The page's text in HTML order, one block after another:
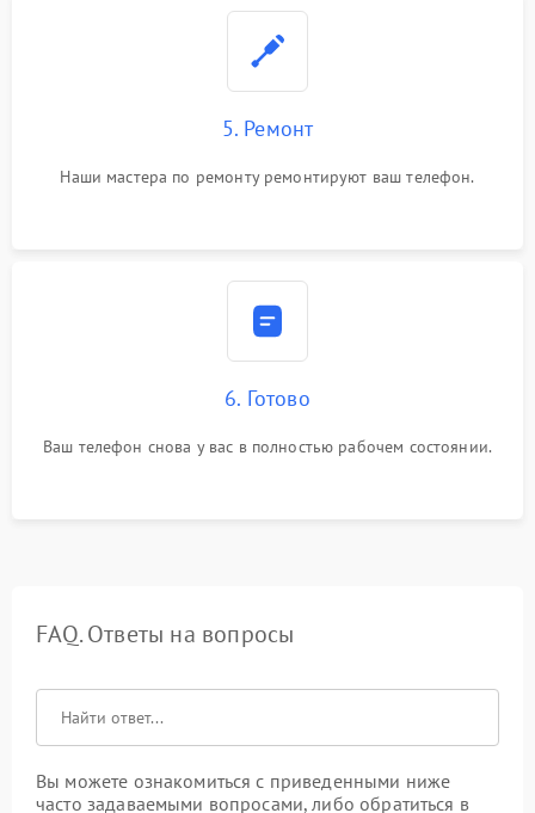
5. Ремонт
Наши мастера по ремонту ремонтируют ваш телефон.
6. Готово
Ваш телефон снова у вас в полностью рабочем состоянии.
FAQ. Ответы на вопросы
Вы можете ознакомиться с приведенными ниже
часто задаваемыми вопросами, либо обратиться в